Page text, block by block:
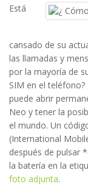
Está
cansado de su
las llamadas y
por la mayoría de
SIM en el
puede abrir
Neo y tener la
el mundo. Un
(International
después de pulsar
la batería en la
foto adjunta.